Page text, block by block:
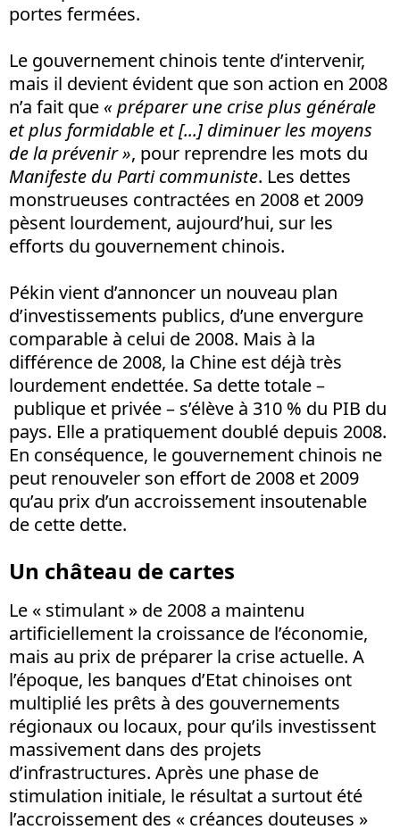
portes fermées.
Le gouvernement chinois tente d’intervenir,
mais il devient évident que son action en 2008
n’a fait que « préparer une crise plus générale
et plus formidable et [...] diminuer les moyens
de la prévenir », pour reprendre les mots du
Manifeste du Parti communiste. Les dettes
monstrueuses contractées en 2008 et 2009
pèsent lourdement, aujourd’hui, sur les
efforts du gouvernement chinois.
Pékin vient d’annoncer un nouveau plan
d’investissements publics, d’une envergure
comparable à celui de 2008. Mais à la
différence de 2008, la Chine est déjà très
lourdement endettée. Sa dette totale –
publique et privée – s’élève à 310 % du PIB du
pays. Elle a pratiquement doublé depuis 2008.
En conséquence, le gouvernement chinois ne
peut renouveler son effort de 2008 et 2009
qu’au prix d’un accroissement insoutenable
de cette dette.
Un château de cartes
Le « stimulant » de 2008 a maintenu
artificiellement la croissance de l’économie,
mais au prix de préparer la crise actuelle. A
l’époque, les banques d’Etat chinoises ont
multiplié les prêts à des gouvernements
régionaux ou locaux, pour qu’ils investissent
massivement dans des projets
d’infrastructures. Après une phase de
stimulation initiale, le résultat a surtout été
l’accroissement des « créances douteuses »